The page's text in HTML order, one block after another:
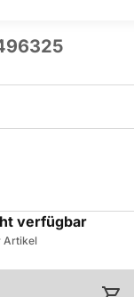
verfügbar
Artikel